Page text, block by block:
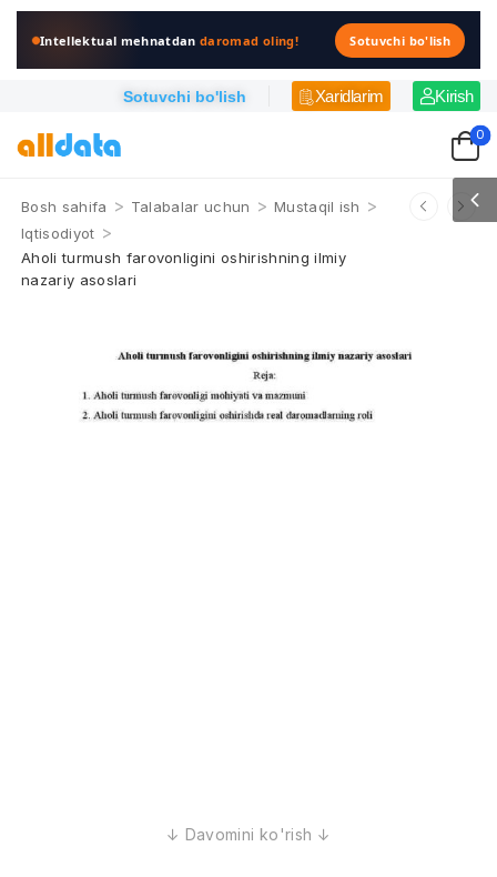
Intellektual mehnatdandaromad oling! Sotuvchi bo'lish
Sotuvchi bo'lish Xaridlarim Kirish
0
Bosh sahifa > Talabalar uchun > Mustaqil ish >
Iqtisodiyot >
Aholi turmush farovonligini oshirishning ilmiy
nazariy asoslari